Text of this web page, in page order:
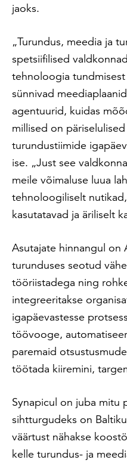
jaoks.
„Turundus, meedia ja
spetsiifilised
tehnoloogia
sünnivad
agentuurid, kuidas
millised on
turundustiimide
ise. „Just see
meile võimaluse luua
tehnoloogiliselt
kasutatavad ja äriliselt
Asutajate hinnangul on
turunduses seotud
tööriistadega ning
integreeritakse
igapäevastesse
töövooge,
paremaid
töötada kiiremini,
Synapicul on juba
sihtturgudeks on
väärtust nähakse
kelle turundus- ja